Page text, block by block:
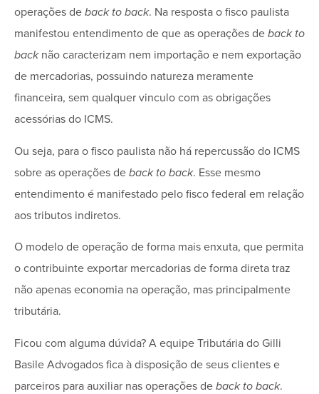
operações de back to back. Na resposta o fisco paulista
manifestou entendimento de que as operações de back to
back não caracterizam nem importação e nem exportação
de mercadorias, possuindo natureza meramente
financeira, sem qualquer vinculo com as obrigações
acessórias do ICMS.
Ou seja, para o fisco paulista não há repercussão do ICMS
sobre as operações de back to back. Esse mesmo
entendimento é manifestado pelo fisco federal em relação
aos tributos indiretos.
O modelo de operação de forma mais enxuta, que permita
o contribuinte exportar mercadorias de forma direta traz
não apenas economia na operação, mas principalmente
tributária.
Ficou com alguma dúvida? A equipe Tributária do Gilli
Basile Advogados fica à disposição de seus clientes e
parceiros para auxiliar nas operações de back to back.